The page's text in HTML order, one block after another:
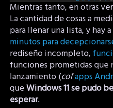
Mientras tanto, en otras
La cantidad de cosas a
para llenar una lista, y hay
minutos para
rediseño incompleto,
funciones prometidas que
lanzamiento (cofapps
queWindows 11 se pudo
esperar.